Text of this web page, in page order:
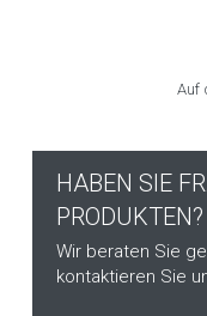
Auf
HABEN SIE
PRODUKTEN?
Wir beraten Sie
kontaktieren Sie